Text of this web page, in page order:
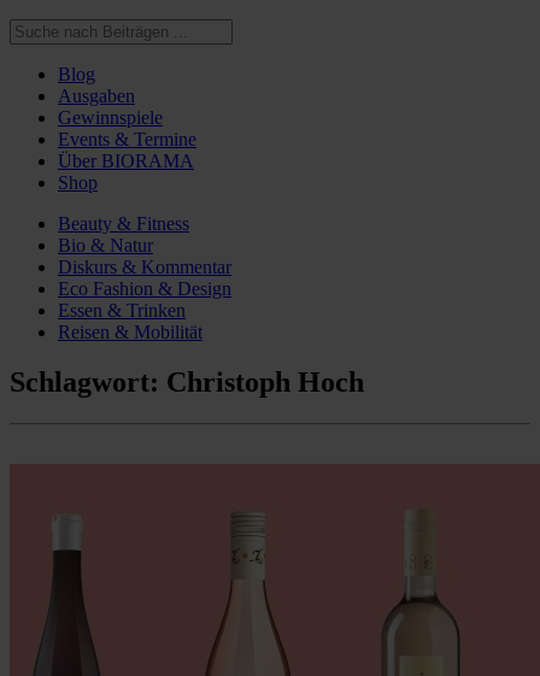
Blog
Ausgaben
Gewinnspiele
Events & Termine
Über BIORAMA
Shop
Beauty & Fitness
Bio & Natur
Diskurs & Kommentar
Eco Fashion & Design
Essen & Trinken
Reisen & Mobilität
Schlagwort: Christoph Hoch